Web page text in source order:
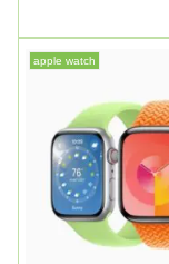
apple watch